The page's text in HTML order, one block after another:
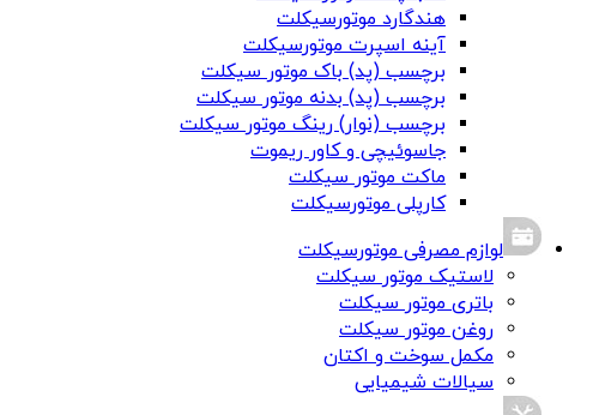
هندگارد موتورسیکلت
آینه اسپرت موتورسیکلت
برچسب (پد) باک موتور سیکلت
برچسب (پد) بدنه موتور سیکلت
برچسب (نوار) رینگ موتور سیکلت
جاسوئیچی و کاور ریموت
ماکت موتور سیکلت
کارپلی موتورسیکلت
لوازم مصرفی موتورسیکلت
لاستیک موتور سیکلت
باتری موتور سیکلت
روغن موتور سیکلت
مکمل سوخت و اکتان
سیالات شیمیایی